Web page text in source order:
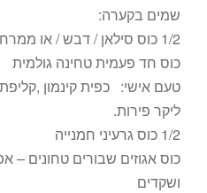
שמים בקערה:
1/2 כוס סילאן / דבש / או ממרח תמרים
כוס חד פעמית טחינה גולמית
טעם אישי: כפית קינמון
ליקר פירות.
1/2 כוס גרעיני חמנייה
כוס אגוזים שבורים טחונים –
ושקדים